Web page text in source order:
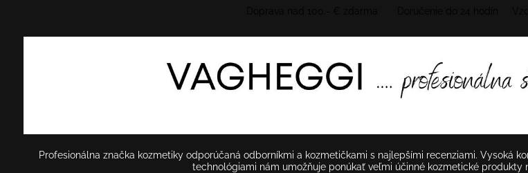
Profesionálna značka kozmetiky odporúčaná odborníkmi a kozmetičkami s najlepšími recenziami. Vysoká
technológiami nám umožňuje ponúkať veľmi účinné kozmetické produkty